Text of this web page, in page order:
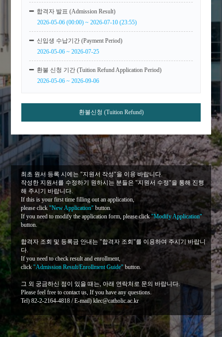
합격자 발표 (Admission Result)
2026-05-06 (00:00) ~ 2026-07-10 (23:55)
신입생 수납기간 (Payment Period)
2026-05-06 ~ 2026-07-25
환불 신청 기간 (Tuition Refund Application Period)
2026-05-06 ~ 2026-09-06
환불신청 (Tuition Refund)
최초 원서 등록 시에는 "지원서 작성"을 이용 바랍니다.
작성한 지원서를 수정하기 원하시는 분들은 "지원서 수정"을 통해 진행
해 주시기 바랍니다.
If this is your first time filling out an application,
please click"New Application" button.
If you need to modify the application form, please click"Modify Application"
button.
합격자 조회 및 등록금 안내는 "합격자 조회"를 이용하여 주시기 바랍니
다.
If you need to check result and enrollment,
click"Admission Result/Enrollment Guide" button.
그 외 궁금하신 점이 있을 때는, 아래 연락처로 문의 바랍니다.
Please feel free to contact us, If you have any questions.
Tel) 82-2-2164-4818 / E-mail) klec@catholic.ac.kr